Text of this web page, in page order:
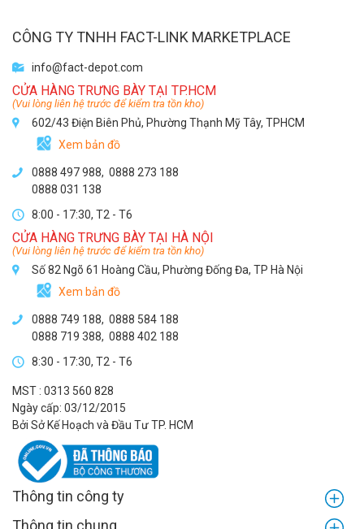
CÔNG TY TNHH FACT-LINK MARKETPLACE
info@fact-depot.com
CỬA HÀNG TRƯNG BÀY TẠI TP.HCM
(Vui lòng liên hệ trước để kiểm tra tồn kho)
602/43 Điện Biên Phủ, Phường Thạnh Mỹ Tây, TPHCM
Xem bản đồ
0888 497 988, 0888 273 188
0888 031 138
8:00 - 17:30, T2 - T6
CỬA HÀNG TRƯNG BÀY TẠI HÀ NỘI
(Vui lòng liên hệ trước để kiểm tra tồn kho)
Số 82 Ngõ 61 Hoàng Cầu, Phường Đống Đa, TP Hà Nội
Xem bản đồ
0888 749 188, 0888 584 188
0888 719 388, 0888 402 188
8:30 - 17:30, T2 - T6
MST : 0313 560 828
Ngày cấp: 03/12/2015
Bởi Sở Kế Hoạch và Đầu Tư TP. HCM
Thông tin công ty
Thông tin chung